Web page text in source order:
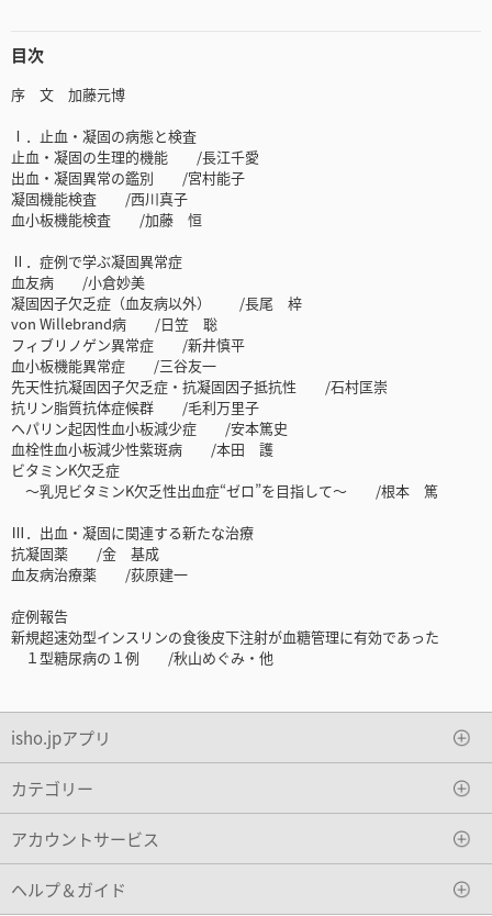
目次
序 文 加藤元博
Ⅰ．止血・凝固の病態と検査
止血・凝固の生理的機能 /長江千愛
出血・凝固異常の鑑別 /宮村能子
凝固機能検査 /西川真子
血小板機能検査 /加藤 恒
Ⅱ．症例で学ぶ凝固異常症
血友病 /小倉妙美
凝固因子欠乏症（血友病以外） /長尾 梓
von Willebrand病 /日笠 聡
フィブリノゲン異常症 /新井慎平
血小板機能異常症 /三谷友一
先天性抗凝固因子欠乏症・抗凝固因子抵抗性 /石村匡崇
抗リン脂質抗体症候群 /毛利万里子
ヘパリン起因性血小板減少症 /安本篤史
血栓性血小板減少性紫斑病 /本田 護
ビタミンK欠乏症
～乳児ビタミンK欠乏性出血症“ゼロ”を目指して～ /根本 篤
Ⅲ．出血・凝固に関連する新たな治療
抗凝固薬 /金 基成
血友病治療薬 /荻原建一
症例報告
新規超速効型インスリンの食後皮下注射が血糖管理に有効であった
１型糖尿病の１例 /秋山めぐみ・他
isho.jpアプリ
カテゴリー
アカウントサービス
ヘルプ＆ガイド